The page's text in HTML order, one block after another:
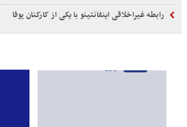
رابطه غیراخلاقی اینفانتینو با یکی از کارکنان یوفا